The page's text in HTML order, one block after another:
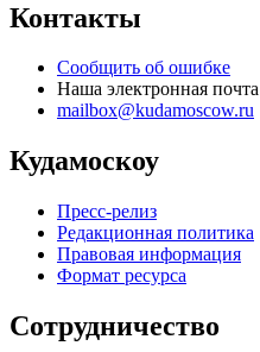
Контакты
Сообщить об ошибке
Наша электронная почта
mailbox@kudamoscow.ru
Кудамоскоу
Пресс-релиз
Редакционная политика
Правовая информация
Формат ресурса
Сотрудничество